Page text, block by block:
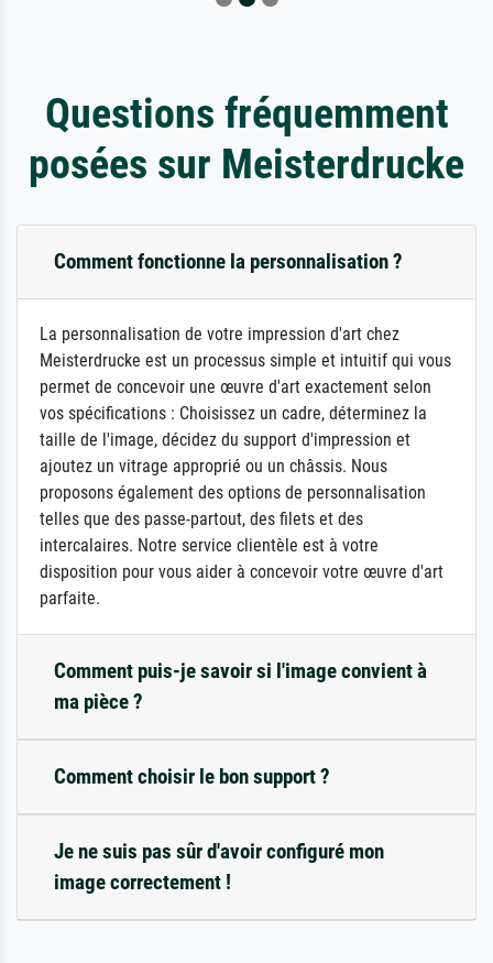
Questions fréquemment
posées sur Meisterdrucke
Comment fonctionne la personnalisation ?
La personnalisation de votre impression d'art chez
Meisterdrucke est un processus simple et intuitif qui vous
permet de concevoir une œuvre d'art exactement selon
vos spécifications : Choisissez un cadre, déterminez la
taille de l'image, décidez du support d'impression et
ajoutez un vitrage approprié ou un châssis. Nous
proposons également des options de personnalisation
telles que des passe-partout, des filets et des
intercalaires. Notre service clientèle est à votre
disposition pour vous aider à concevoir votre œuvre d'art
parfaite.
Comment puis-je savoir si l'image convient à
ma pièce ?
Comment choisir le bon support ?
Je ne suis pas sûr d'avoir configuré mon
image correctement !